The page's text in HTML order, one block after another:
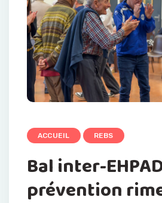
ACCUEIL REBS
Bal inter-
prévention